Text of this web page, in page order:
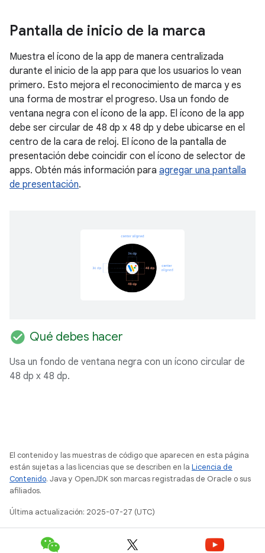
Pantalla de inicio de la marca
Muestra el ícono de la app de manera centralizada
durante el inicio de la app para que los usuarios lo vean
primero. Esto mejora el reconocimiento de marca y es
una forma de mostrar el progreso. Usa un fondo de
ventana negra con el ícono de la app. El ícono de la app
debe ser circular de 48 dp x 48 dp y debe ubicarse en el
centro de la cara de reloj. El ícono de la pantalla de
presentación debe coincidir con el ícono de selector de
apps. Obtén más información para agregar una pantalla
de presentación.
check_circle Qué debes hacer
Usa un fondo de ventana negra con un ícono circular de
48 dp x 48 dp.
El contenido y las muestras de código que aparecen en esta página
están sujetas a las licencias que se describen en la Licencia de
Contenido. Java y OpenJDK son marcas registradas de Oracle o sus
afiliados.
Última actualización: 2025-07-27 (UTC)